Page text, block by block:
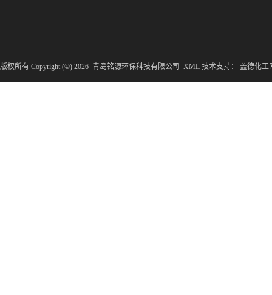
版权所有 Copyright (©) 2026 青岛铭源环保科技有限公司 XML 技术支持： 盖德化工